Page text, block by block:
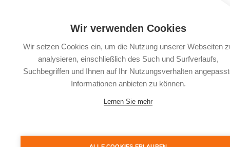
innerhalb der nächsten drei Werktage
beginnt.
Leistungsträger:
KRAVAG-LOGISTIC Versicherungs-AG,
Emil-von-Behring-Straße 2, 60439
Versicherungsbedingungen
Versicherungsprodukten (IPID)
Wir verwenden Cookies
Wir setzen Cookies ein, um die Nutzung unserer Webseiten
analysieren, einschließlich des Such und Surfverlaufs,
Suchbegriffen und Ihnen auf Ihr Nutzungsverhalten
Informationen anbieten zu können.
Lernen Sie mehr